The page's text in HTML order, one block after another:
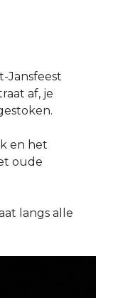
Jansfeest
af, je
en het
oude
langs alle